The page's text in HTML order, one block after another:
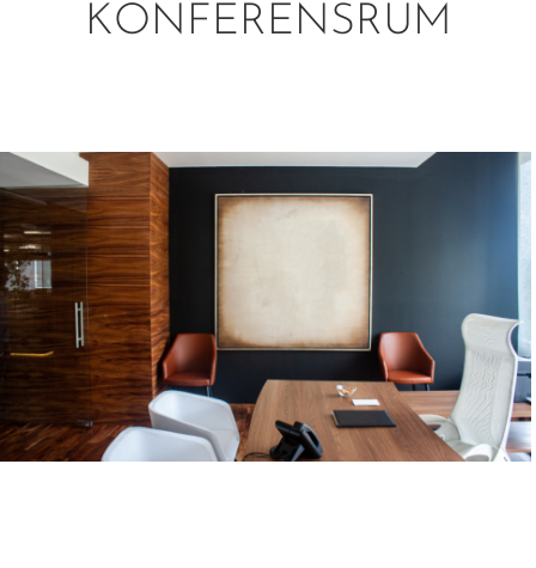
KONFERENSRUM